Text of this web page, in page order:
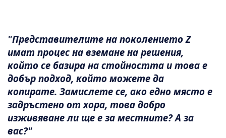
"Представителите на поколението Z
имат процес на вземане на решения,
който се базира на стойността и това е
добър подход, който можете да
копирате. Замислете се, ако едно място е
задръстено от хора, това добро
изживяване ли ще е за местните? А за
вас?"